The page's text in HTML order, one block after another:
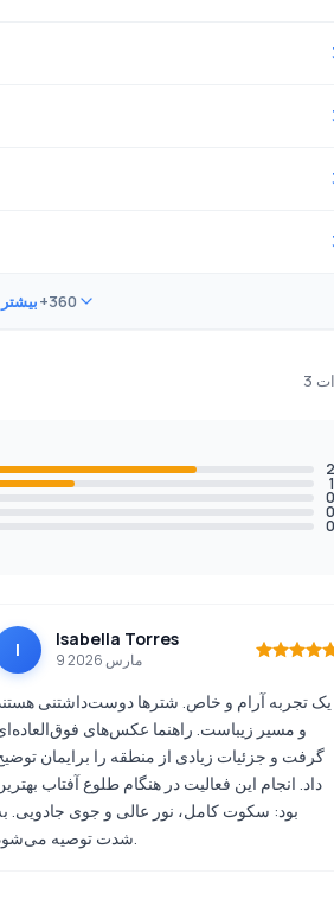
+360
2
1
0
0
0
I Isabella Torres
9 مارس 2026
یک تجربه آرام و خاص. شترها دوست‌داشتنی
و مسیر زیباست. راهنما عکس‌های
گرفت و جزئیات زیادی از منطقه را برایمان
داد. انجام این فعالیت در هنگام طلوع آفتاب
بود: سکوت کامل، نور عالی و جوی جادویی.
شدت توصیه می‌شود.